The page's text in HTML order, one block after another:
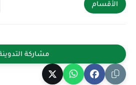
الأقسام